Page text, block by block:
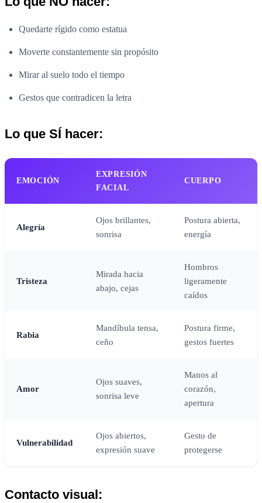
Quedarte rígido como estatua
Moverte constantemente sin propósito
Mirar al suelo todo el tiempo
Gestos que contradicen la letra
Lo que SÍ hacer:
EMOCIÓN
EXPRESIÓN
FACIAL
CUERPO
Alegría
Ojos brillantes,
sonrisa
Postura abierta,
energía
Tristeza
Mirada hacia
abajo, cejas
Hombros
ligeramente
caídos
Rabia
Mandíbula tensa,
ceño
Postura firme,
gestos fuertes
Amor
Ojos suaves,
sonrisa leve
Manos al
corazón,
apertura
Vulnerabilidad
Ojos abiertos,
expresión suave
Gesto de
protegerse
Contacto visual: